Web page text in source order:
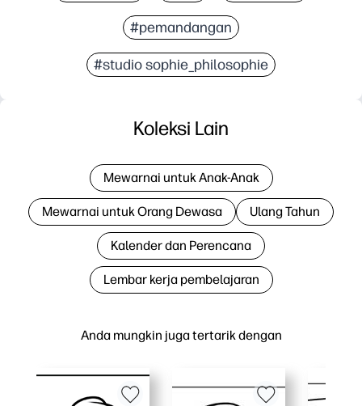
#pemandangan
#studio sophie_philosophie
Anda mungkin juga tertarik dengan
Koleksi Lain
Mewarnai untuk Anak-Anak
Mewarnai untuk Orang Dewasa Ulang Tahun
Kalender dan Perencana
Lembar kerja pembelajaran